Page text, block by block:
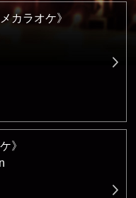
カラオケ》
》